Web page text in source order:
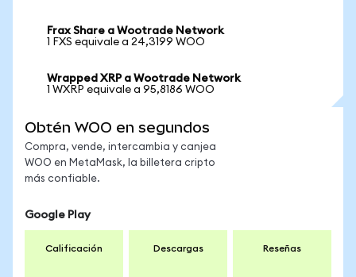
Frax Share a Wootrade Network
1 FXS equivale a 24,3199 WOO
Wrapped XRP a Wootrade Network
1 WXRP equivale a 95,8186 WOO
Obtén WOO en segundos
Compra, vende, intercambia y canjea
WOO en MetaMask, la billetera cripto
más confiable.
Google Play
Calificación Descargas Reseñas